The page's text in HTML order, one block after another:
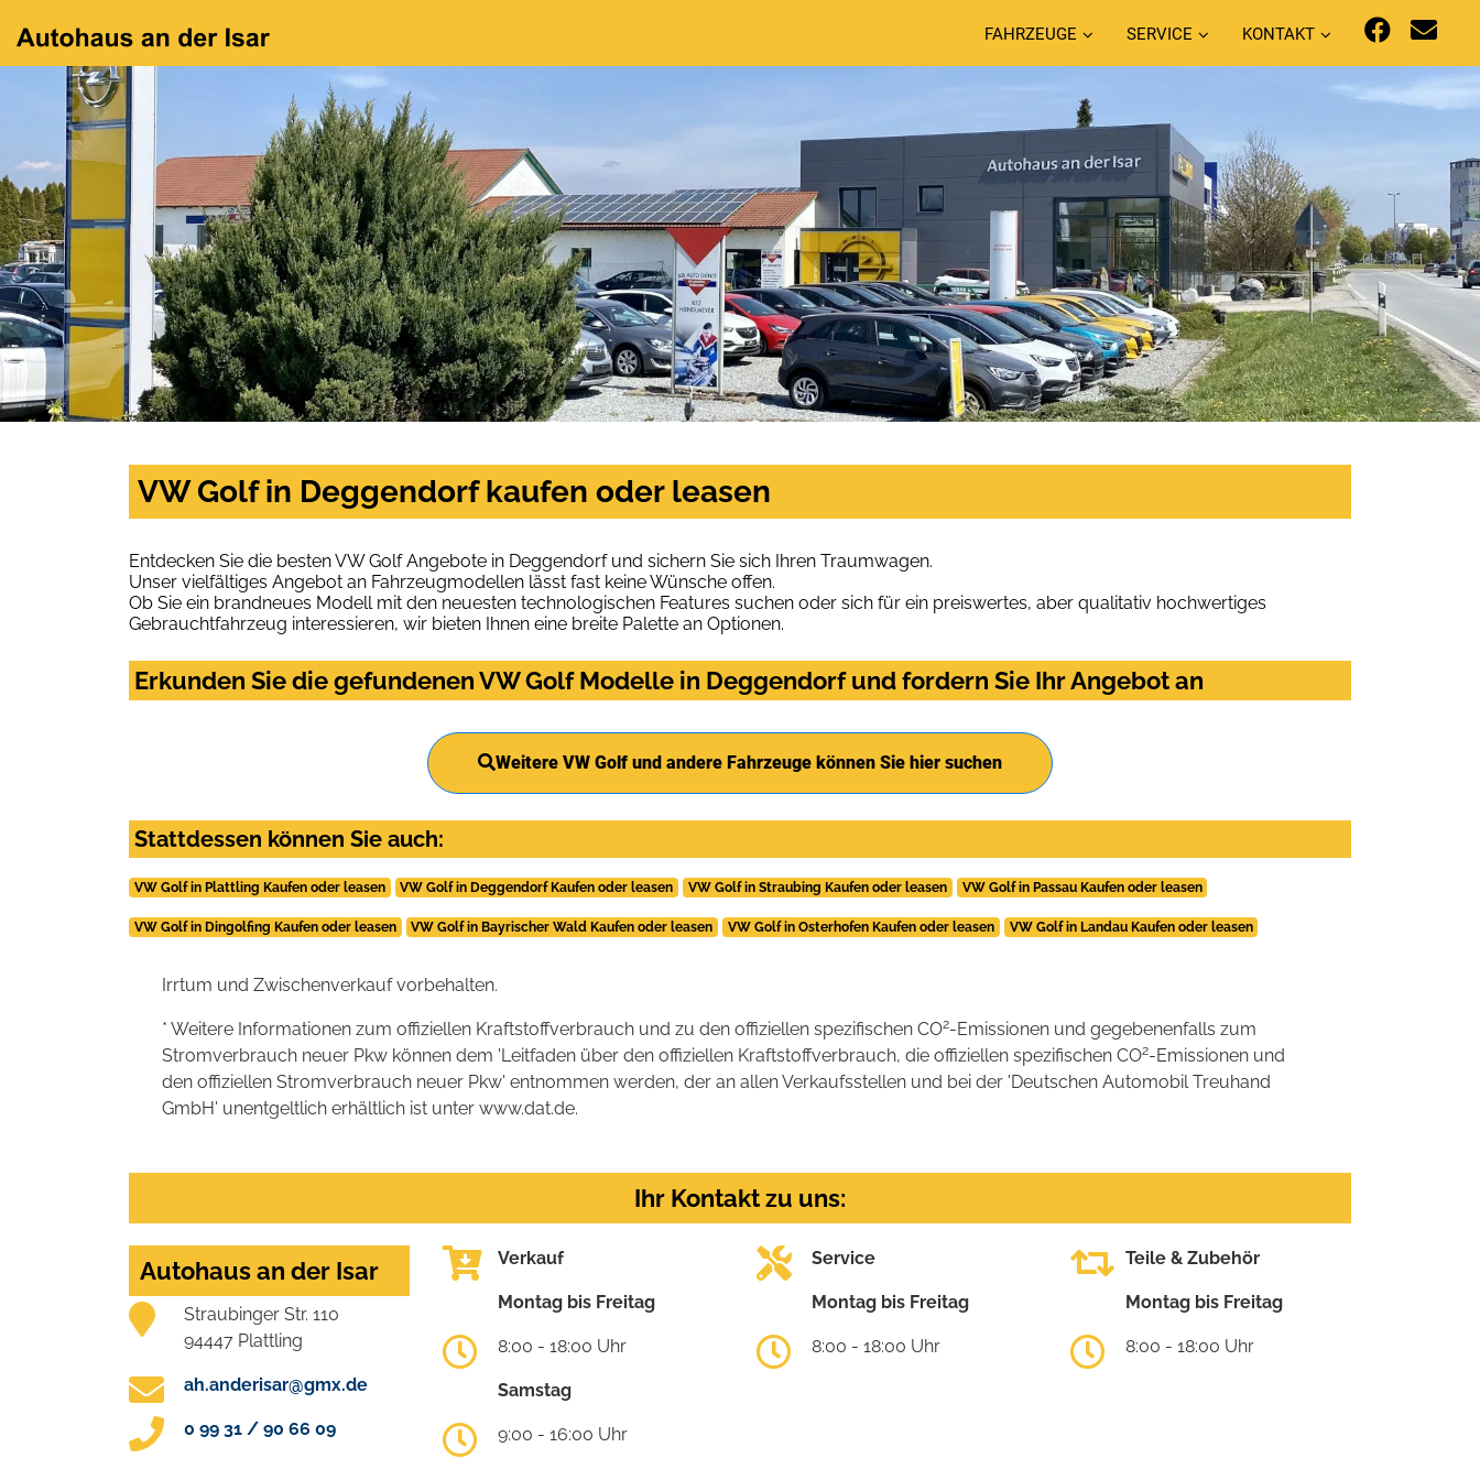
FAHRZEUGE SERVICE KONTAKT
VW Golf in Deggendorf kaufen oder leasen
Entdecken Sie die besten VW Golf Angebote in Deggendorf und sichern Sie sich Ihren Traumwagen.
Unser vielfältiges Angebot an Fahrzeugmodellen lässt fast keine Wünsche offen.
Ob Sie ein brandneues Modell mit den neuesten technologischen Features suchen oder sich für ein preiswertes, aber qualitativ hochwertiges
Gebrauchtfahrzeug interessieren, wir bieten Ihnen eine breite Palette an Optionen.
Erkunden Sie die gefundenen VW Golf Modelle in Deggendorf und fordern Sie Ihr Angebot an
Weitere VW Golf und andere Fahrzeuge können Sie hier suchen
Stattdessen können Sie auch:
VW Golf in Plattling Kaufen oder leasen VW Golf in Deggendorf Kaufen oder leasen VW Golf in Straubing Kaufen oder leasen VW Golf in Passau Kaufen oder leasen
VW Golf in Dingolfing Kaufen oder leasen VW Golf in Bayrischer Wald Kaufen oder leasen VW Golf in Osterhofen Kaufen oder leasen VW Golf in Landau Kaufen oder leasen
Irrtum und Zwischenverkauf vorbehalten.
* Weitere Informationen zum offiziellen Kraftstoffverbrauch und zu den offiziellen spezifischen CO2-Emissionen und gegebenenfalls zum
Stromverbrauch neuer Pkw können dem 'Leitfaden über den offiziellen Kraftstoffverbrauch, die offiziellen spezifischen CO2-Emissionen und
den offiziellen Stromverbrauch neuer Pkw' entnommen werden, der an allen Verkaufsstellen und bei der 'Deutschen Automobil Treuhand
GmbH' unentgeltlich erhältlich ist unter www.dat.de.
Ihr Kontakt zu uns:
Autohaus an der Isar
Straubinger Str. 110
94447 Plattling
ah.anderisar@gmx.de
0 99 31 / 90 66 09
Verkauf
Montag bis Freitag
8:00 - 18:00 Uhr
Samstag
9:00 - 16:00 Uhr
Service
Montag bis Freitag
8:00 - 18:00 Uhr
Teile & Zubehör
Montag bis Freitag
8:00 - 18:00 Uhr